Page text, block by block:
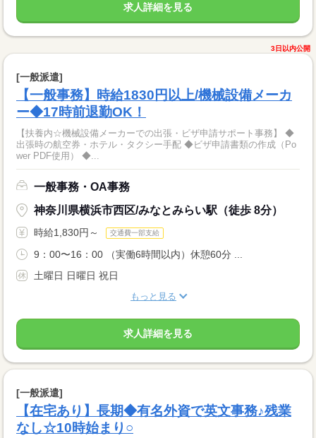
求人詳細を見る
3日以内公開
[一般派遣]
【一般事務】時給1830円以上/機械設備メーカ
ー◆17時前退勤OK！
【扶養内☆機械設備メーカーでの出張・ビザ申請サポート事務】 ◆
出張時の航空券・ホテル・タクシー手配 ◆ビザ申請書類の作成（Po
wer PDF使用） ◆...
一般事務・OA事務
神奈川県横浜市西区/みなとみらい駅（徒歩 8分）
時給1,830円～ 交通費一部支給
9：00〜16：00 （実働6時間以内）休憩60分 ...
土曜日 日曜日 祝日
もっと見る
求人詳細を見る
[一般派遣]
【在宅あり】長期◆有名外資で英文事務♪残業
なし☆10時始まり○